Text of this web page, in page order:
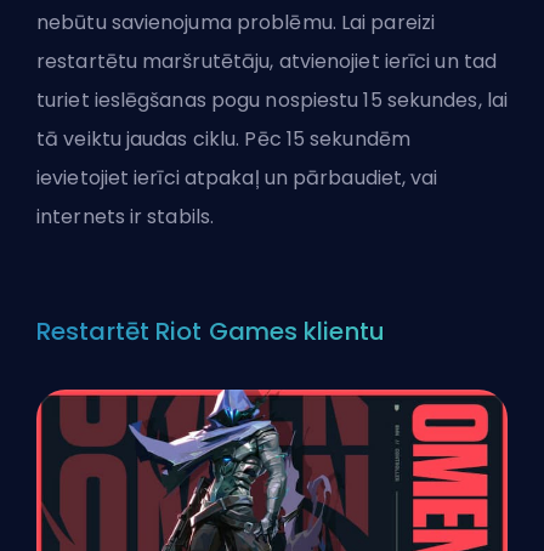
nebūtu savienojuma problēmu. Lai pareizi
restartētu maršrutētāju, atvienojiet ierīci un tad
turiet ieslēgšanas pogu nospiestu 15 sekundes, lai
tā veiktu jaudas ciklu. Pēc 15 sekundēm
ievietojiet ierīci atpakaļ un pārbaudiet, vai
internets ir stabils.
Restartēt Riot Games klientu